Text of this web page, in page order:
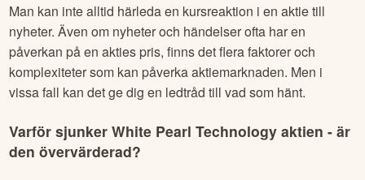
Man kan inte alltid härleda en kursreaktion i en aktie till
nyheter. Även om nyheter och händelser ofta har en
påverkan på en akties pris, finns det flera faktorer och
komplexiteter som kan påverka aktiemarknaden. Men i
vissa fall kan det ge dig en ledtråd till vad som hänt.
Varför sjunkerWhite Pearl Technology aktien - är
den övervärderad?